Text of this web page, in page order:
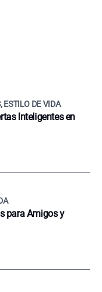
ESTILO DE VIDA
Inteligentes en
para Amigos y